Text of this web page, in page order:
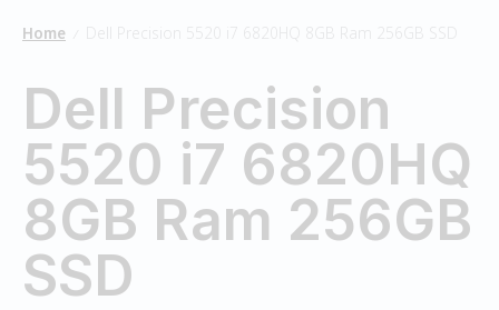
Home Dell Precision 5520 i7 6820HQ 8GB Ram 256GB SSD
Dell Precision
5520 i7 6820HQ
8GB Ram 256GB
SSD